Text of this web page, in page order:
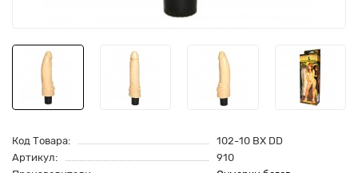
Код Товара:
102-10 BX DD
Артикул:
910